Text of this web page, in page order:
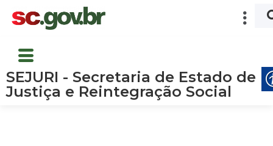
SEJURI - Secretaria de Estado de
Justiça e Reintegração Social